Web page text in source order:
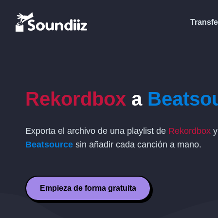
Rekordbox a
Exporta el archivo de una playlist de Rekordbox
Beatsource sin añadir cada canción a mano.
Empieza de forma gratuita